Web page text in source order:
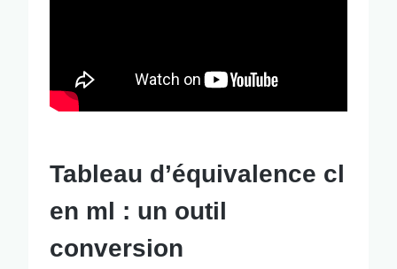
Tableau d’équivalence cl
en ml : un outil
conversion